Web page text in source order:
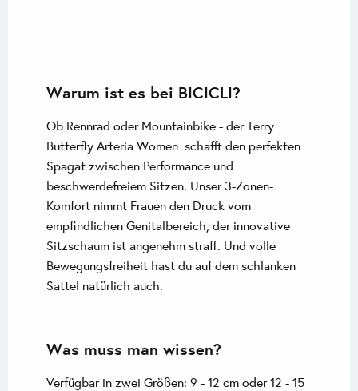
Warum ist es bei BICICLI?
Ob Rennrad oder Mountainbike - der Terry
Butterfly Arteria Women schafft den perfekten
Spagat zwischen Performance und
beschwerdefreiem Sitzen. Unser 3-Zonen-
Komfort nimmt Frauen den Druck vom
empfindlichen Genitalbereich, der innovative
Sitzschaum ist angenehm straff. Und volle
Bewegungsfreiheit hast du auf dem schlanken
Sattel natürlich auch.
Was muss man wissen?
Verfügbar in zwei Größen: 9 - 12 cm oder 12 - 15